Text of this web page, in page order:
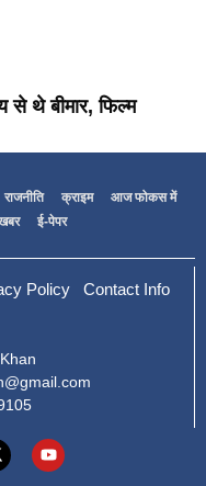
से थे बीमार, फिल्म
राजनीति क्राइम
आज फोकस में
ई-पेपर
Policy
Contact Info